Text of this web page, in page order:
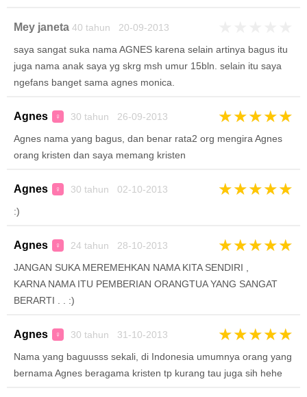
Mey janeta 40 tahun 20-09-2013
saya sangat suka nama AGNES karena selain artinya bagus itu
juga nama anak saya yg skrg msh umur 15bln. selain itu saya
ngefans banget sama agnes monica.
Agnes ♀ 30 tahun 26-09-2013 ★★★★★
Agnes nama yang bagus, dan benar rata2 org mengira Agnes
orang kristen dan saya memang kristen
Agnes ♀ 30 tahun 02-10-2013 ★★★★★
:)
Agnes ♀ 24 tahun 28-10-2013 ★★★★★
JANGAN SUKA MEREMEHKAN NAMA KITA SENDIRI ,
KARNA NAMA ITU PEMBERIAN ORANGTUA YANG SANGAT
BERARTI . . :)
Agnes ♀ 30 tahun 31-10-2013 ★★★★★
Nama yang baguusss sekali, di Indonesia umumnya orang yang
bernama Agnes beragama kristen tp kurang tau juga sih hehe